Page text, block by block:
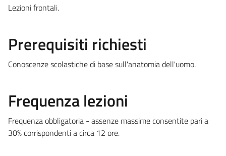
Lezioni frontali.
Prerequisiti richiesti
Conoscenze scolastiche di base sull'anatomia dell'uomo.
Frequenza lezioni
Frequenza obbligatoria - assenze massime consentite pari a
30% corrispondenti a circa 12 ore.